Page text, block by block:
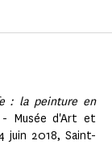
: la peinture en
- Musée d'Art et
juin 2018, Saint-